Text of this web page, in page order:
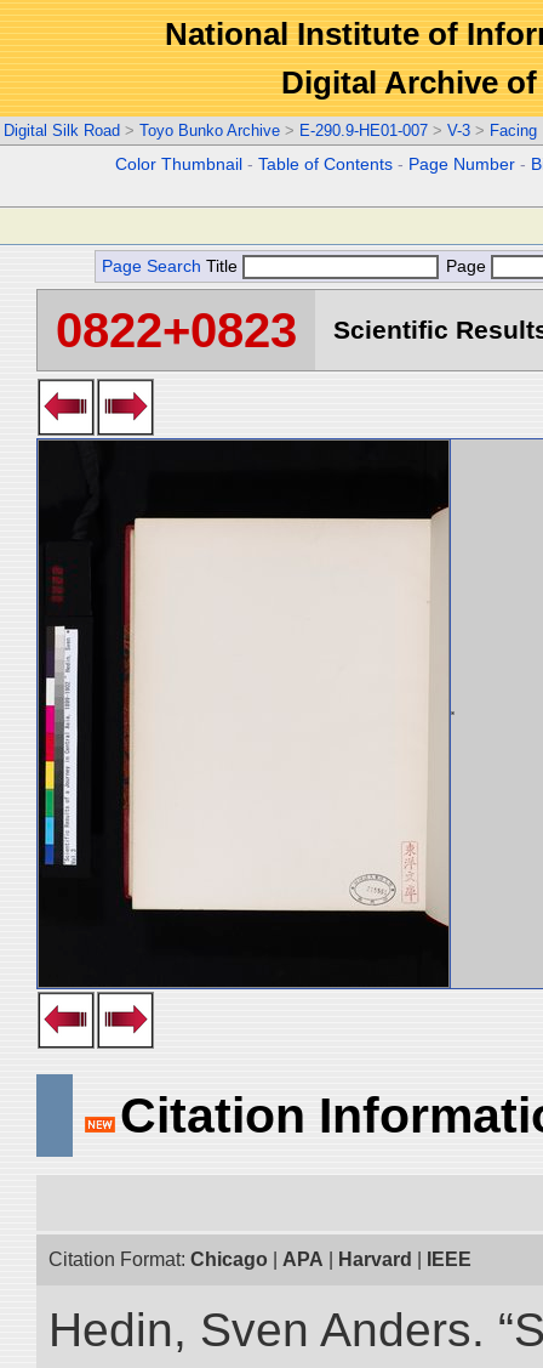
National Institute of
Digital Archive
Digital Silk Road > Toyo Bunko Archive > E-290.9-HE01-007 > V-3 > Facing
Color Thumbnail -Table of Contents - Page Number -
Page Search Title Page
0822+0823 Scientific
Citation
Citation Format: Chicago APA Harvard IEEE
Hedin, Sven Anders.